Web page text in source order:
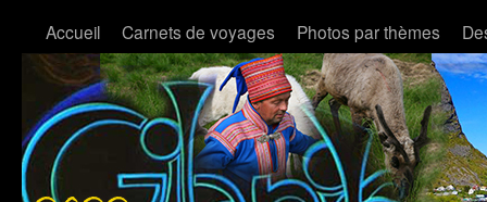
Accueil Carnets de voyages Photos par thèmes